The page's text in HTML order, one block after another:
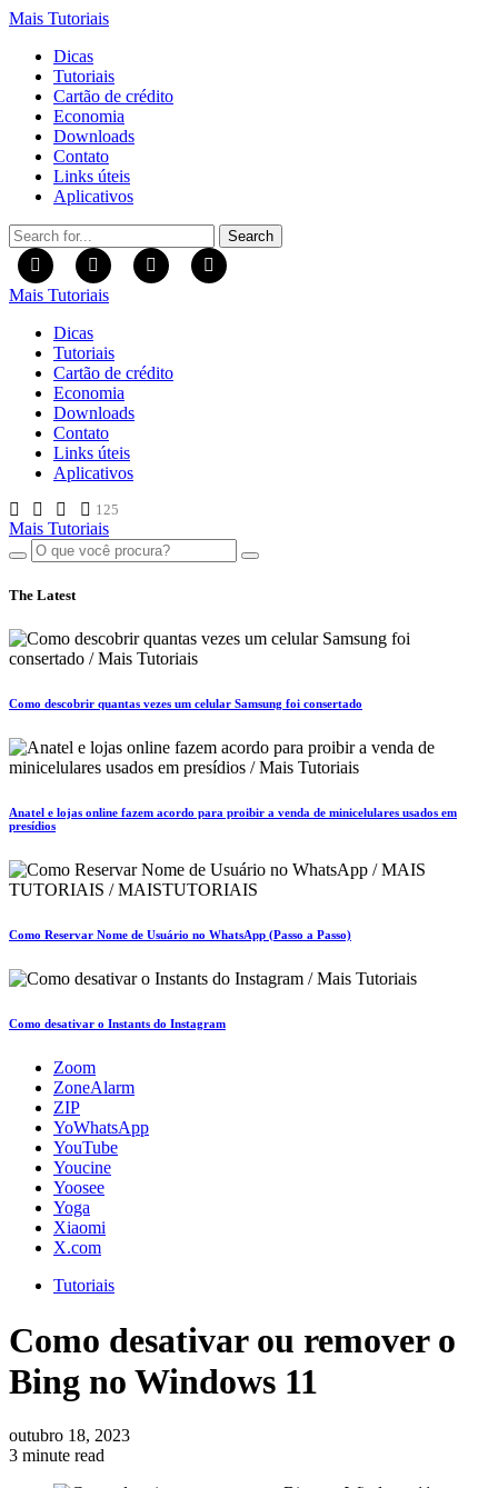
Mais Tutoriais
Dicas
Tutoriais
Cartão de crédito
Economia
Downloads
Contato
Links úteis
Aplicativos
Search
for:
Mais Tutoriais
Dicas
Tutoriais
Cartão de crédito
Economia
Downloads
Contato
Links úteis
Aplicativos
125
Mais Tutoriais
The Latest
Como descobrir quantas vezes um celular Samsung foi consertado
Anatel e lojas online fazem acordo para proibir a venda de minicelulares usados em
presídios
Como Reservar Nome de Usuário no WhatsApp (Passo a Passo)
Como desativar o Instants do Instagram
Zoom
ZoneAlarm
ZIP
YoWhatsApp
YouTube
Youcine
Yoosee
Yoga
Xiaomi
X.com
Tutoriais
Como desativar ou remover o
Bing no Windows 11
outubro 18, 2023
3 minute read